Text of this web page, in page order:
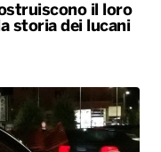
il loro
storia dei lucani